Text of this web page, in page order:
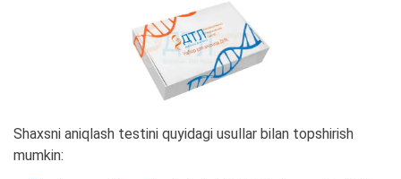
Shaxsni aniqlash testini quyidagi usullar bilan topshirish
mumkin: